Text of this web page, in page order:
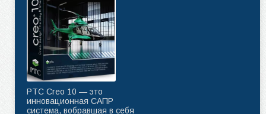
PTC Creo 10 — это
инновационная САПР
система, вобравшая в себя